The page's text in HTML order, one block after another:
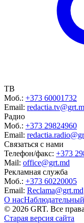
ТВ
Моб.: +373 60001732
Email:
Радио
Моб.: +373 29824960
Email:
Связаться с нами
Телефон/факс: +373
Mail: office@grt.md
Рекламная служба
Моб.: +373 60220005
Email: Reclama@grt.md
О нас
© 2026 GRT. Все
Старая версия сайта